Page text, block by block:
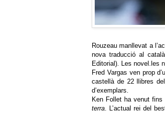
Rouzeau manllevat a
nova traducció al
Editorial). Les novel.les
Fred Vargas ven prop
castellà de 22 llibres
d’exemplars.
Ken Follet ha venut
terra. L’actual rei del